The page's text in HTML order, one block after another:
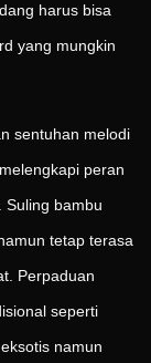
harus bisa
yang mungkin
sentuhan melodi
peran
Suling bambu
tetap terasa
Perpaduan
seperti
namun